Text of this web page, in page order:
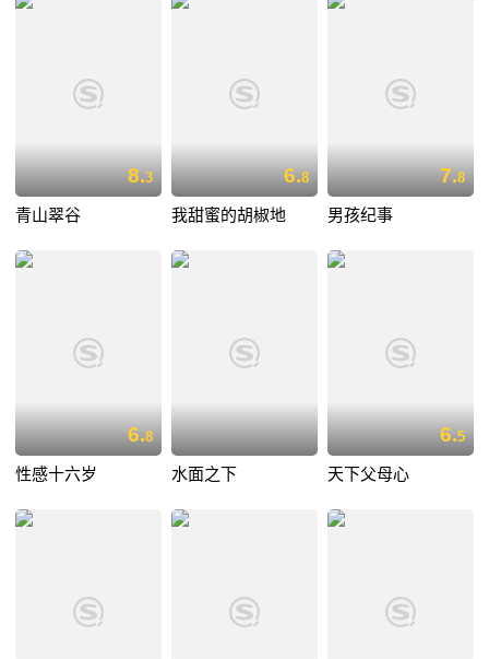
8.3
青山翠谷
6.8
我甜蜜的胡椒地
7.8
男孩纪事
6.8
性感十六岁 水面之下
6.5
天下父母心